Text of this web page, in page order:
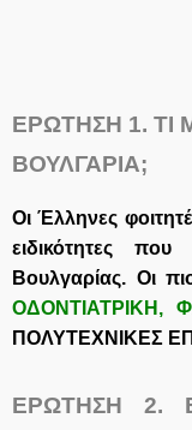
ΕΡΩΤΗΣΗ 1. ΤΙ
ΒΟΥΛΓΑΡΙΑ;
Οι Έλληνες
ειδικότητες
Βουλγαρίας. Οι
ΟΔΟΝΤΙΑΤΡΙΚΗ ,
ΠΟΛΥΤΕΧΝΙΚΕΣ
ΕΡΩΤΗΣΗ 2.